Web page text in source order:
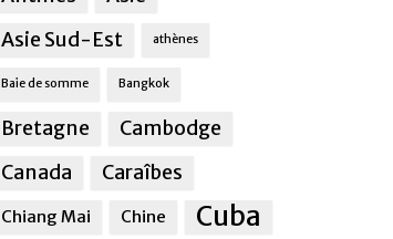
Asie Sud-Est
athènes
Baie de somme Bangkok
Bretagne
Cambodge
Canada
Caraîbes
Chiang Mai Chine Cuba